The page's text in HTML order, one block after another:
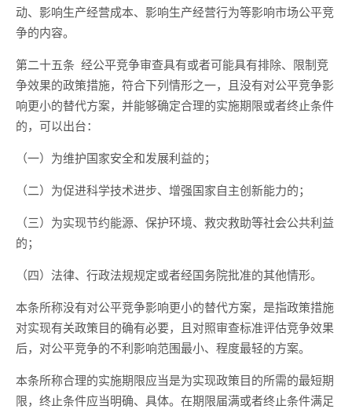
动、影响生产经营成本、影响生产经营行为等影响市场公平竞
争的内容。
第二十五条 经公平竞争审查具有或者可能具有排除、限制竞
争效果的政策措施，符合下列情形之一，且没有对公平竞争影
响更小的替代方案，并能够确定合理的实施期限或者终止条件
的，可以出台：
（一）为维护国家安全和发展利益的；
（二）为促进科学技术进步、增强国家自主创新能力的；
（三）为实现节约能源、保护环境、救灾救助等社会公共利益
的；
（四）法律、行政法规规定或者经国务院批准的其他情形。
本条所称没有对公平竞争影响更小的替代方案，是指政策措施
对实现有关政策目的确有必要，且对照审查标准评估竞争效果
后，对公平竞争的不利影响范围最小、程度最轻的方案。
本条所称合理的实施期限应当是为实现政策目的所需的最短期
限，终止条件应当明确、具体。 在期限届满或者终止条件满足